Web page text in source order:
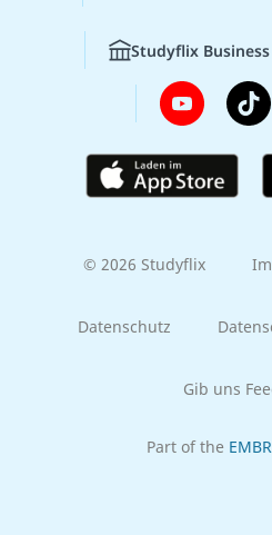
Studyflix Business
© 2026 Studyflix
Datenschutz
Gib uns
Part of the